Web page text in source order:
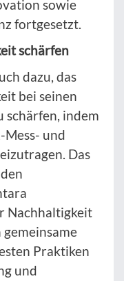
sowie
fortgesetzt.
schärfen
dazu, das
bei seinen
indem
Mess- und
Das
Nachhaltigkeit
Praktiken
und